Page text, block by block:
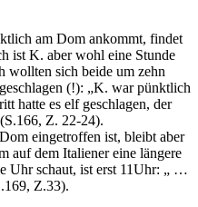
am Dom ankommt, findet
ist K. aber wohl eine Stunde
wollten sich beide um zehn
(!): „K. war pünktlich
hatte es elf geschlagen, der
Z. 22-24).
eingetroffen ist, bleibt aber
auf dem Italiener eine längere
Uhr schaut, ist erst 11Uhr: „ …
Z.33).